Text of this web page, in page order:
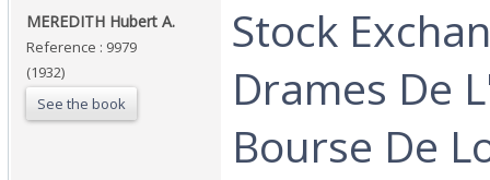
‎MEREDITH Hubert A.‎
Reference : 9979
(1932)
See the book
‎Stock
Drames De
Bourse De